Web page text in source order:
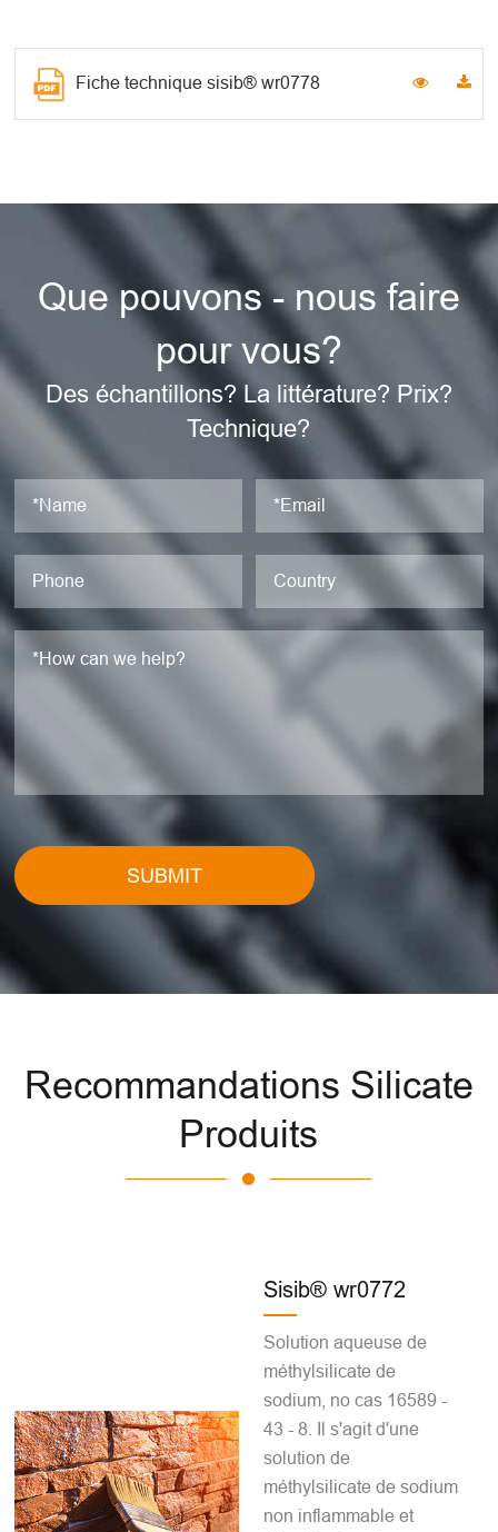
Fiche technique sisib® wr0778
Que pouvons - nous faire
pour vous?
Des échantillons? La littérature? Prix?
Technique?
SUBMIT
Recommandations Silicate
Produits
Sisib® wr0772
Solution aqueuse de
méthylsilicate de
sodium, no cas 16589 -
43 - 8. Il s'agit d'une
solution de
méthylsilicate de sodium
non inflammable et